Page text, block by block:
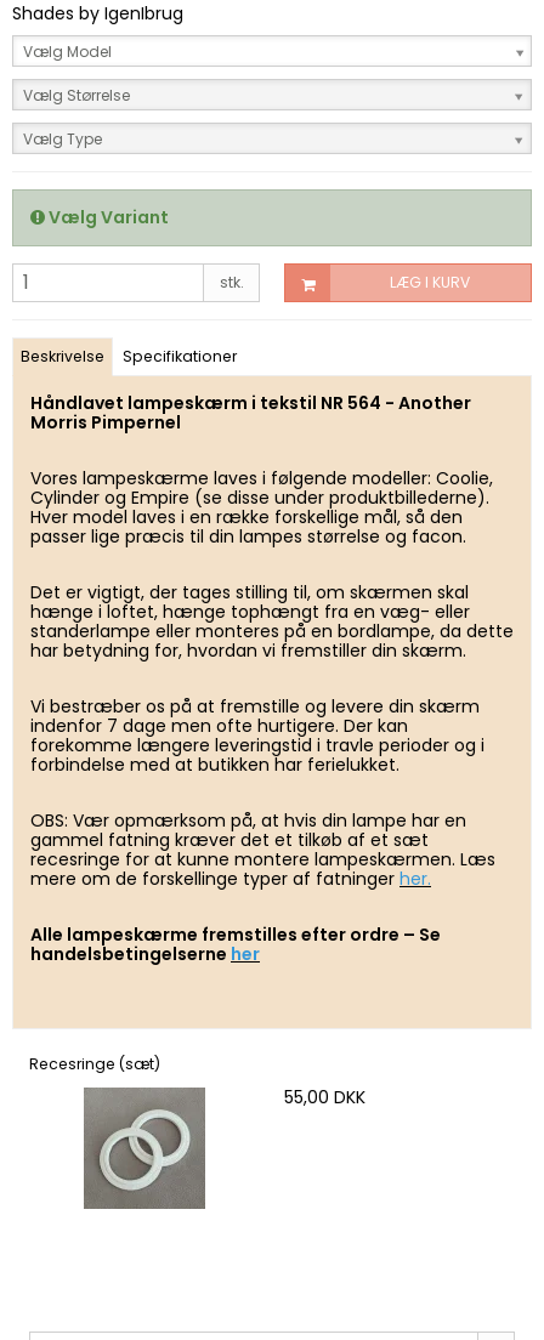
Shades by IgenIbrug
Vælg Model
Vælg Størrelse
Vælg Type
Vælg Variant
stk. LÆG I KURV
Beskrivelse Specifikationer
Håndlavet lampeskærm i tekstil NR 564 - Another
Morris Pimpernel
Vores lampeskærme laves i følgende modeller: Coolie,
Cylinder og Empire (se disse under produktbillederne).
Hver model laves i en række forskellige mål, så den
passer lige præcis til din lampes størrelse og facon.
Det er vigtigt, der tages stilling til, om skærmen skal
hænge i loftet, hænge tophængt fra en væg- eller
standerlampe eller monteres på en bordlampe, da dette
har betydning for, hvordan vi fremstiller din skærm.
Vi bestræber os på at fremstille og levere din skærm
indenfor 7 dage men ofte hurtigere. Der kan
forekomme længere leveringstid i travle perioder og i
forbindelse med at butikken har ferielukket.
OBS: Vær opmærksom på, at hvis din lampe har en
gammel fatning kræver det et tilkøb af et sæt
recesringe for at kunne montere lampeskærmen. Læs
mere om de forskellinge typer af fatninger her.
Alle lampeskærme fremstilles efter ordre – Se
handelsbetingelserne her
Recesringe (sæt)
55,00 DKK